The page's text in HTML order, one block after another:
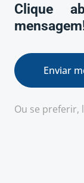
Clique
Enviar
Ou se preferir,